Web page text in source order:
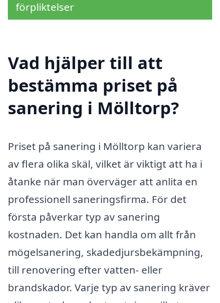
förpliktelser
Vad hjälper till att
bestämma priset på
sanering i Mölltorp?
Priset på sanering i Mölltorp kan variera
av flera olika skäl, vilket är viktigt att ha i
åtanke när man överväger att anlita en
professionell saneringsfirma. För det
första påverkar typ av sanering
kostnaden. Det kan handla om allt från
mögelsanering, skadedjursbekämpning,
till renovering efter vatten- eller
brandskador. Varje typ av sanering kräver